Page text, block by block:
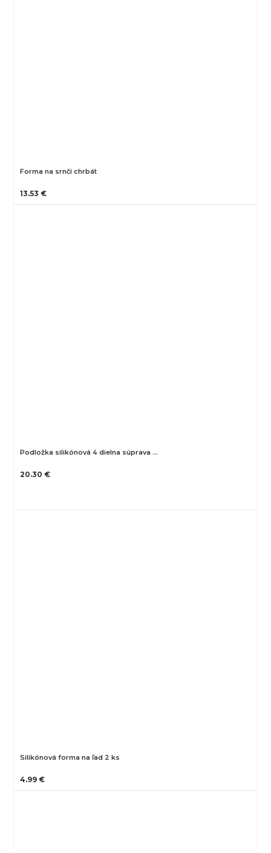
Forma na srnčí chrbát
13.53 €
Podložka silikónová 4 dielna súprava …
20.30 €
Silikónová forma na ľad 2 ks
4.99 €